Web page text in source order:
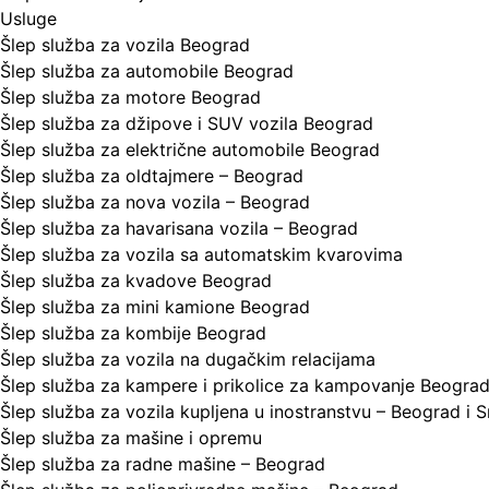
Usluge
Šlep služba za vozila Beograd
Šlep služba za automobile Beograd
Šlep služba za motore Beograd
Šlep služba za džipove i SUV vozila Beograd
Šlep služba za električne automobile Beograd
Šlep služba za oldtajmere – Beograd
Šlep služba za nova vozila – Beograd
Šlep služba za havarisana vozila – Beograd
Šlep služba za vozila sa automatskim kvarovima
Šlep služba za kvadove Beograd
Šlep služba za mini kamione Beograd
Šlep služba za kombije Beograd
Šlep služba za vozila na dugačkim relacijama
Šlep služba za kampere i prikolice za kampovanje Beograd
Šlep služba za vozila kupljena u inostranstvu – Beograd i
Šlep služba za mašine i opremu
Šlep služba za radne mašine – Beograd